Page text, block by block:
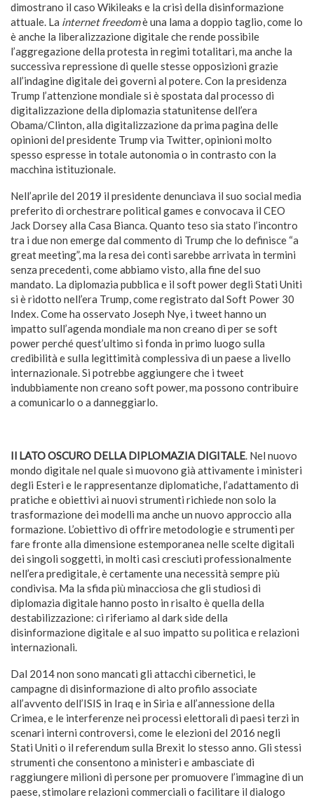
dimostrano il caso Wikileaks e la crisi della disinformazione
attuale. La internet freedomè una lama a doppio taglio, come lo
è anche la liberalizzazione digitale che rende possibile
l’aggregazione della protesta in regimi totalitari, ma anche la
successiva repressione di quelle stesse opposizioni grazie
all’indagine digitale dei governi al potere. Con la presidenza
Trump l’attenzione mondiale si è spostata dal processo di
digitalizzazione della diplomazia statunitense dell’era
Obama/Clinton, alla digitalizzazione da prima pagina delle
opinioni del presidente Trump via Twitter, opinioni molto
spesso espresse in totale autonomia o in contrasto con la
macchina istituzionale.
Nell’aprile del 2019 il presidente denunciava il suo social media
preferito di orchestrare political games e convocava il CEO
Jack Dorsey alla Casa Bianca. Quanto teso sia stato l’incontro
tra i due non emerge dal commento di Trump che lo definisce “a
great meeting”, ma la resa dei conti sarebbe arrivata in termini
senza precedenti, come abbiamo visto, alla fine del suo
mandato. La diplomazia pubblica e il soft power degli Stati Uniti
si è ridotto nell’era Trump, come registrato dal Soft Power 30
Index. Come ha osservato Joseph Nye, i tweet hanno un
impatto sull’agenda mondiale ma non creano di per se soft
power perché quest’ultimo si fonda in primo luogo sulla
credibilità e sulla legittimità complessiva di un paese a livello
internazionale. Si potrebbe aggiungere che i tweet
indubbiamente non creano soft power, ma possono contribuire
a comunicarlo o a danneggiarlo.
Il LATO OSCURO DELLA DIPLOMAZIA DIGITALE. Nel nuovo
mondo digitale nel quale si muovono già attivamente i ministeri
degli Esteri e le rappresentanze diplomatiche, l’adattamento di
pratiche e obiettivi ai nuovi strumenti richiede non solo la
trasformazione dei modelli ma anche un nuovo approccio alla
formazione. L’obiettivo di offrire metodologie e strumenti per
fare fronte alla dimensione estemporanea nelle scelte digitali
dei singoli soggetti, in molti casi cresciuti professionalmente
nell’era predigitale, è certamente una necessità sempre più
condivisa. Ma la sfida più minacciosa che gli studiosi di
diplomazia digitale hanno posto in risalto è quella della
destabilizzazione: ci riferiamo al dark side della
disinformazione digitale e al suo impatto su politica e relazioni
internazionali.
Dal 2014 non sono mancati gli attacchi cibernetici, le
campagne di disinformazione di alto profilo associate
all’avvento dell’ISIS in Iraq e in Siria e all’annessione della
Crimea, e le interferenze nei processi elettorali di paesi terzi in
scenari interni controversi, come le elezioni del 2016 negli
Stati Uniti o il referendum sulla Brexit lo stesso anno. Gli stessi
strumenti che consentono a ministeri e ambasciate di
raggiungere milioni di persone per promuovere l’immagine di un
paese, stimolare relazioni commerciali o facilitare il dialogo